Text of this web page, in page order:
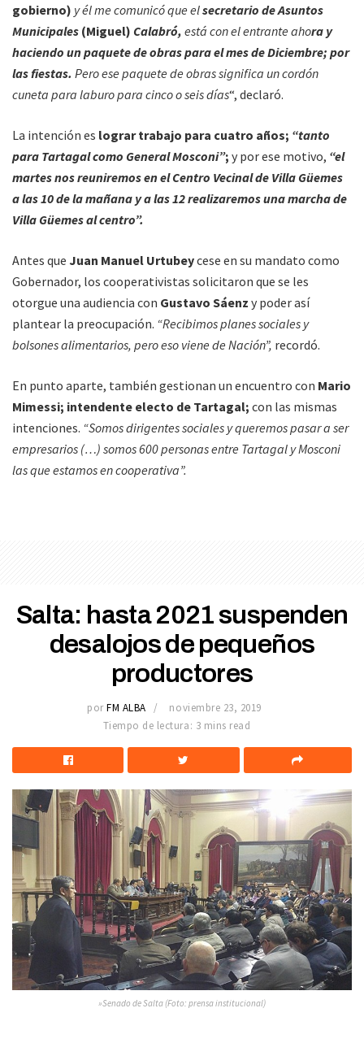
gobierno) y él me comunicó que elsecretario de Asuntos
Municipales (Miguel) Calabró, está con el entrante ahora y
haciendo un paquete de obras para el mes de Diciembre; por
las fiestas. Pero ese paquete de obras significa un cordón
cuneta para laburo para cinco o seis días“, declaró.
La intención es lograr trabajo para cuatro años; “tanto
para Tartagal como General Mosconi”; y por ese motivo, “el
martes nos reuniremos en el Centro Vecinal de Villa Güemes
a las 10 de la mañana y a las 12 realizaremos una marcha de
Villa Güemes al centro”.
Antes que Juan Manuel Urtubeycese en su mandato como
Gobernador, los cooperativistas solicitaron que se les
otorgue una audiencia con Gustavo Sáenz y poder así
plantear la preocupación. “Recibimos planes sociales y
bolsones alimentarios, pero eso viene de Nación”, recordó.
En punto aparte, también gestionan un encuentro con Mario
Mimessi; intendente electo de Tartagal; con las mismas
intenciones. “Somos dirigentes sociales y queremos pasar a ser
empresarios (…) somos 600 personas entre Tartagal y Mosconi
las que estamos en cooperativa”.
Salta: hasta 2021 suspenden
desalojos de pequeños
productores
por FM ALBA
noviembre 23, 2019
Tiempo de lectura: 3 mins read
»Senado de Salta (Foto: prensa institucional)